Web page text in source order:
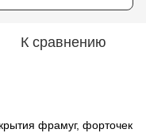
К сравнению
фрамуг, форточек